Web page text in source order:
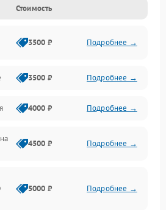
и интерфейсов
Стоимость
3500 ₽ Подробнее →
3500 ₽ Подробнее →
4000 ₽ Подробнее →
4500 ₽ Подробнее →
5000 ₽ Подробнее →